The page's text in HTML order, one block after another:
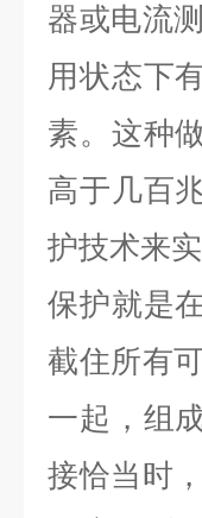
器或电流
用状态下
素。这种
高于几百
护技术来实
保护就是
截住所有
一起，组
接恰当时